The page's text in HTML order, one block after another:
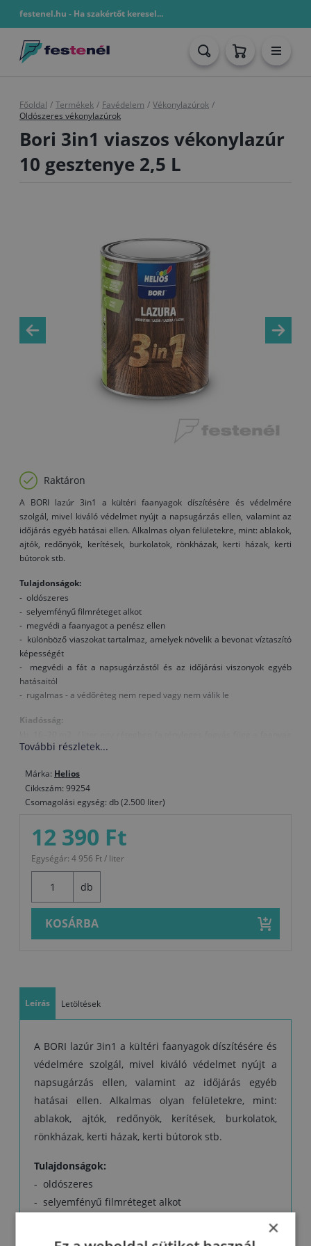
festenel.hu - Ha szakértőt keresel...
Főoldal / Termékek / Favédelem / Vékonylazúrok /
Oldószeres vékonylazúrok
Bori 3in1 viaszos vékonylazúr
10 gesztenye 2,5 L
Raktáron
A BORI lazúr 3in1 a kültéri faanyagok díszítésére és védelmére
szolgál, mivel kiváló védelmet nyújt a napsugárzás ellen, valamint az
időjárás egyéb hatásai ellen. Alkalmas olyan felületekre, mint: ablakok,
ajtók, redőnyök, kerítések, burkolatok, rönkházak, kerti házak, kerti
bútorok stb.
Tulajdonságok:
- oldószeres
- selyemfényű filmréteget alkot
- megvédi a faanyagot a penész ellen
- különböző viaszokat tartalmaz, amelyek növelik a bevonat víztaszító
képességét
- megvédi a fát a napsugárzástól és az időjárási viszonyok egyéb
hatásaitól
- rugalmas - a védőréteg nem reped vagy nem válik le
Kiadósság:
kezelésétől, típusától és a felvitt mennyiségtől).
Felület előkészítése:
Új faanyag:A nedvességtartalom nyitvatermőknél nem haladhatja
meg a 15%-ot, lombhullató fáknál pedig a 12%-ot. A száraz felületet
hígítóval távolítsa el.
Régi bevonat felújítása:A sértetlen bevonatot tisztítsa és csiszolja
meg, a megrongálódott bevonatokat teljesen távolítsa el.
Felhasználás:
Száradás (T = +20°C, relatív páratartalom 65 %): Tapintásra száraz 7
óra után, a következő réteget 24 óra után lehet felvinni. A száradási
További részletek...
Márka: Helios
Cikkszám: 99254
Csomagolási egység: db (2.500 liter)
12 390 Ft
Egységár: 4 956 Ft / liter
db
KOSÁRBA
Leírás Letöltések
A BORI lazúr 3in1 a kültéri faanyagok díszítésére és
védelmére szolgál, mivel kiváló védelmet nyújt a
napsugárzás ellen, valamint az időjárás egyéb
hatásai ellen. Alkalmas olyan felületekre, mint:
ablakok, ajtók, redőnyök, kerítések, burkolatok,
rönkházak, kerti házak, kerti bútorok stb.
Tulajdonságok:
- oldószeres
- selyemfényű filmréteget alkot
- különböző viaszokat tartalmaz, amelyek növelik a×